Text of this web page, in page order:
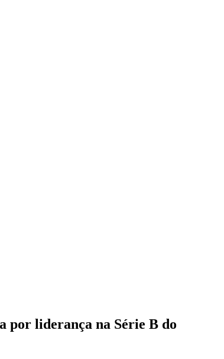
por liderança na Série B do